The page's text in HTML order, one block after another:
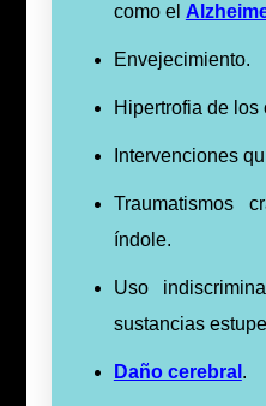
como el
Envejecimiento.
Hipertrofia de los
Intervenciones
Traumatismos
índole.
Uso
sustancias
Daño cerebral .